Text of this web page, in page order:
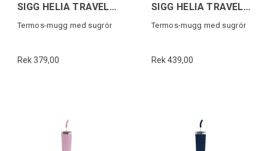
SIGG HELIA TRAVEL MUG Orange 0,45 L
Termos-mugg med sugrör
Rek 379,00
SIGG HELIA TRAVEL MUG Gul 0,6 L
Termos-mugg med sugrör
Rek 439,00